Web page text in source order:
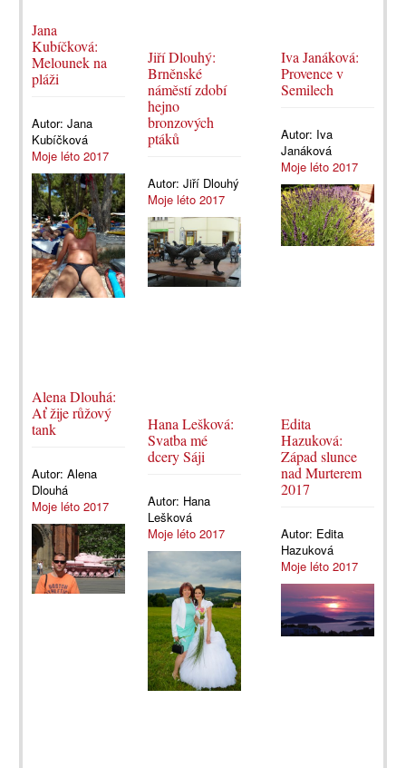
Jana
Kubíčková:
Melounek na
pláži
Autor: Jana
Kubíčková
Moje léto 2017
Jiří Dlouhý:
Brněnské
náměstí zdobí
hejno
bronzových
ptáků
Autor:Jiří Dlouhý
Moje léto 2017
Iva Janáková:
Provence v
Semilech
Autor: Iva
Janáková
Moje léto 2017
Alena Dlouhá:
Ať žije růžový
tank
Autor: Alena
Dlouhá
Moje léto 2017
Hana Lešková:
Svatba mé
dcery Sáji
Autor: Hana
Lešková
Moje léto 2017
Edita
Hazuková:
Západ slunce
nad Murterem
2017
Autor: Edita
Hazuková
Moje léto 2017